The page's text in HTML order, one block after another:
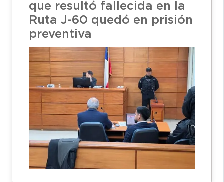
que resultó fallecida en la
Ruta J-60 quedó en prisión
preventiva